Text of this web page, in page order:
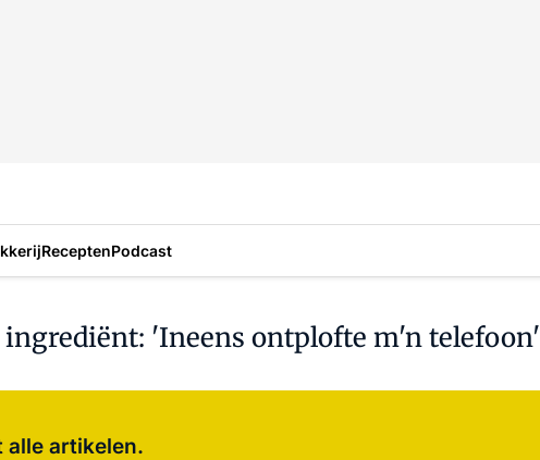
ReceptenPodcast
ingrediënt: 'Ineens ontplofte m'n telefoon'
artikelen.